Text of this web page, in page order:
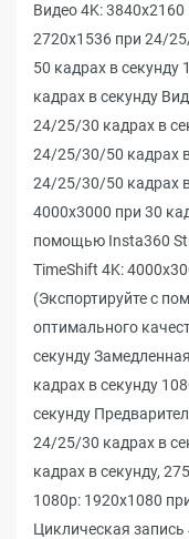
Видео 4K:
2720x1536 при 24/
50 кадрах в
кадрах в секунду
24/25/30 кадрах в
24/25/30/50 кадрах
24/25/30/50 кадрах
4000x3000 при 30
помощью Insta360
TimeShift 4K:
(Экспортируйте с
оптимального
секунду
кадрах в секунду
секунду
24/25/30 кадрах в
кадрах в секунду,
1080p: 1920x1080
Циклическая